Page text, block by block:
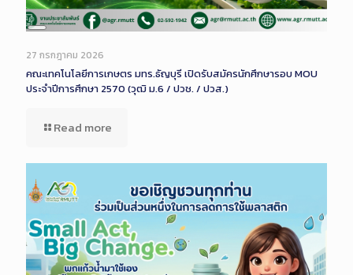
Long
Description
27 กรกฎาคม 2026
คณะเทคโนโลยีการเกษตร มทร.ธัญบุรี เปิดรับสมัครนักศึกษารอบ MOU
ประจำปีการศึกษา 2570 (วุฒิ ม.6 / ปวช. / ปวส.)
Read more